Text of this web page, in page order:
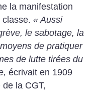
la manifestation
classe. « Aussi
le sabotage, la
de pratiquer
de lutte tirées du
écrivait en 1909
la CGT,